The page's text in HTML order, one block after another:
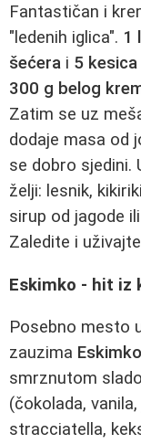
Fantastičan i
"ledenih iglica". 1
šećera i 5
300 g belog
Zatim se uz
dodaje masa od
se dobro sjedini.
želji: lesnik,
sirup od jagode
Zaledite i
Eskimko - hit iz
Posebno mesto
zauzima Eskimko
smrznutom
(čokolada,
stracciatella,